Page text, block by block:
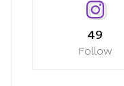
49
Follow